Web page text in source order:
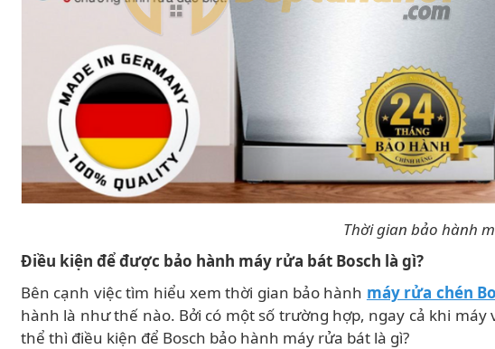
Thời gian bảo hành
Điều kiện để được bảo hành máy rửa bát Bosch là gì?
Bên cạnh việc tìm hiểu xem thời gian bảo hành máy rửa chén
hành là như thế nào. Bởi có một số trường hợp, ngay cả khi
thể thì điều kiện để Bosch bảo hành máy rửa bát là gì?